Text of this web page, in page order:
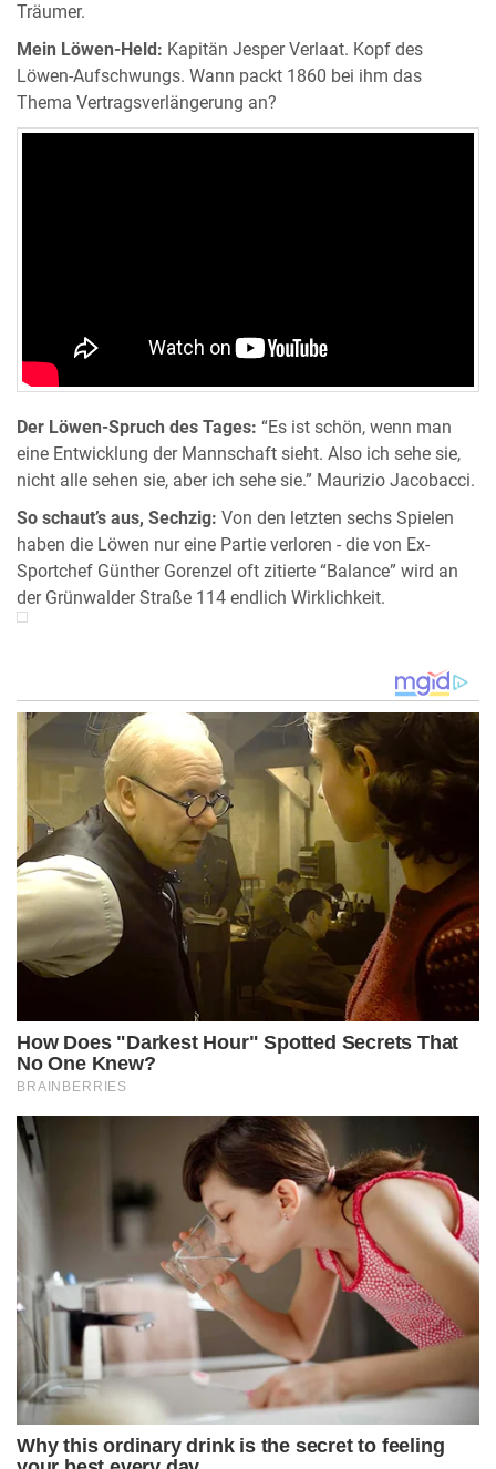
Träumer.
Mein Löwen-Held: Kapitän Jesper Verlaat. Kopf des
Löwen-Aufschwungs. Wann packt 1860 bei ihm das
Thema Vertragsverlängerung an?
Der Löwen-Spruch des Tages: “Es ist schön, wenn man
eine Entwicklung der Mannschaft sieht. Also ich sehe sie,
nicht alle sehen sie, aber ich sehe sie.” Maurizio Jacobacci.
So schaut’s aus, Sechzig: Von den letzten sechs Spielen
haben die Löwen nur eine Partie verloren - die von Ex-
Sportchef Günther Gorenzel oft zitierte “Balance” wird an
der Grünwalder Straße 114 endlich Wirklichkeit.